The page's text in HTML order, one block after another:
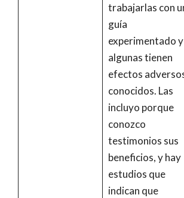
trabajarlas con
guía
experimentado y
algunas tienen
efectos
conocidos. Las
incluyo porque
conozco
testimonios sus
beneficios, y hay
estudios que
indican que